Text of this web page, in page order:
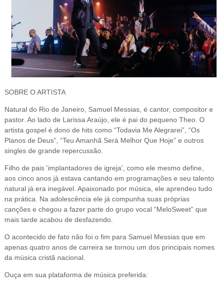
SOBRE O ARTISTA
Natural do Rio de Janeiro, Samuel Messias, é cantor, compositor e
pastor. Ao lado de Larissa Araújo, ele é pai do pequeno Theo. O
artista gospel é dono de hits como “Todavia Me Alegrarei”, “Os
Planos de Deus”, “Teu Amanhã Será Melhor Que Hoje” e outros
singles de grande repercussão.
Filho de pais 'implantadores de igreja', como ele mesmo define,
aos cinco anos já estava cantando em programações e seu talento
natural já era inegável. Apaixonado por música, ele aprendeu tudo
na prática. Na adolescência ele já compunha suas próprias
canções e chegou a fazer parte do grupo vocal “MeloSweet” que
mais tarde acabou de desfazendo.
O acontecido de fato não foi o fim para Samuel Messias que em
apenas quatro anos de carreira se tornou um dos principais nomes
da música cristã nacional.
Ouça em sua plataforma de música preferida: